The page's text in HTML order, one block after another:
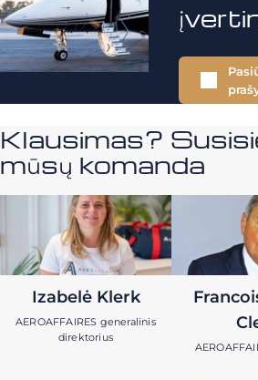
Klausimas?
mūsų komanda
Izabelė Klerk
AEROAFFAIRES generalinis
direktorius